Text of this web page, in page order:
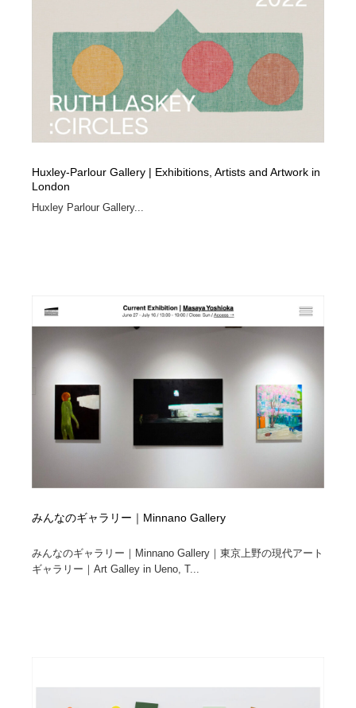
Huxley-Parlour Gallery | Exhibitions, Artists and Artwork in
London
Huxley Parlour Gallery...
みんなのギャラリー｜Minnano Gallery
みんなのギャラリー｜Minnano Gallery｜東京上野の現代アート
ギャラリー｜Art Galley in Ueno, T...